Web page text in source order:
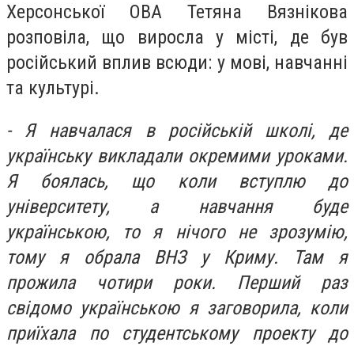
Херсонської ОВА Тетяна Вязнікова
розповіла, що виросла у місті, де був
російський вплив всюди: у мові, навчанні
та культурі.
- Я навчалася в російській школі, де
українську викладали окремими уроками.
Я боялась, що коли вступлю до
університету, а навчання буде
українською, то я нічого не зрозумію,
тому я обрала ВНЗ у Криму. Там я
прожила чотири роки. Перший раз
свідомо українською я заговорила, коли
приїхала по студентському проекту до